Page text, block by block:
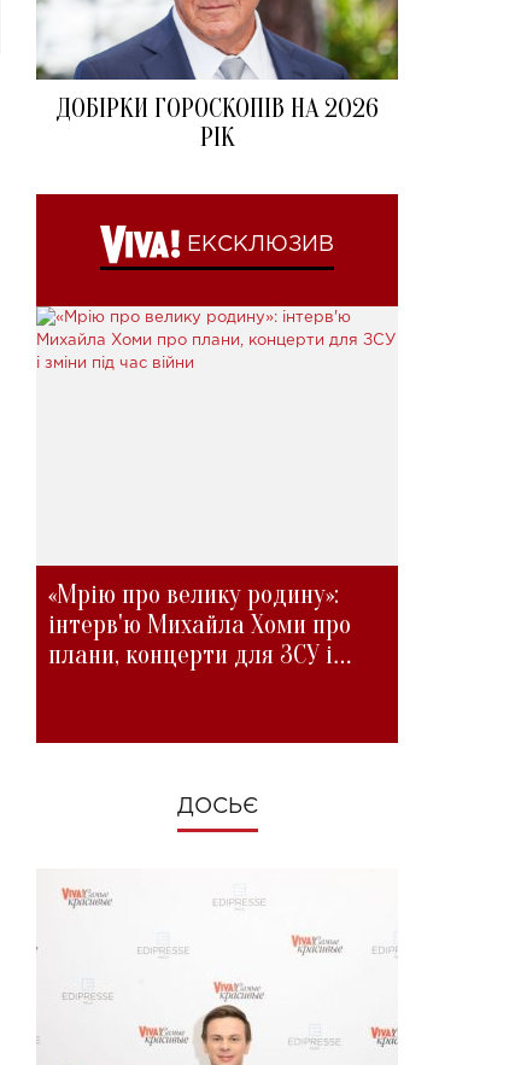
ДОБІРКИ ГОРОСКОПІВ НА 2026
РІК
ЕКСКЛЮЗИВ
«Мрію про велику родину»:
інтерв'ю Михайла Хоми про
плани, концерти для ЗСУ і
ДОСЬЄ